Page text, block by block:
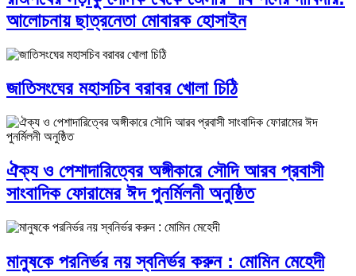
আলোচনায় ছাত্রনেতা মোবারক হোসাইন
জাতিসংঘের মহাসচিব বরাবর খোলা চিঠি
ঐক্য ও পেশাদারিত্বের অঙ্গীকারে সৌদি আরব প্রবাসী
সাংবাদিক ফোরামের ঈদ পুনর্মিলনী অনুষ্ঠিত
মানুষকে পরনির্ভর নয় স্বনির্ভর করুন : মোমিন মেহেদী